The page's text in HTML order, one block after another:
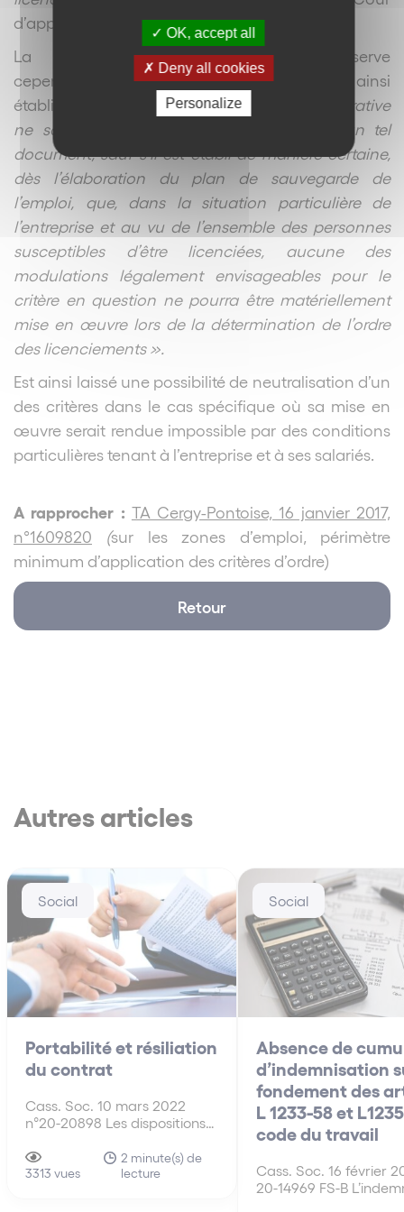
d’appel administrative de Nantes.
La Haute juridiction administrative réserve
cependant un cas d’exonération de la règle ainsi
établie en précisant que «l’autorité administrative
ne saurait, par conséquent, homologuer un tel
document, sauf s’il est établi de manière certaine,
dès l’élaboration du plan de sauvegarde de
l’emploi, que, dans la situation particulière de
l’entreprise et au vu de l’ensemble des personnes
susceptibles d’être licenciées, aucune des
modulations légalement envisageables pour le
critère en question ne pourra être matériellement
mise en œuvre lors de la détermination de l’ordre
des licenciements ».
Est ainsi laissé une possibilité de neutralisation d’un
des critères dans le cas spécifique où sa mise en
œuvre serait rendue impossible par des conditions
particulières tenant à l’entreprise et à ses salariés.
A rapprocher : TA Cergy-Pontoise, 16 janvier 2017,
n°1609820 (sur les zones d’emploi, périmètre
minimum d’application des critères d’ordre)
Retour
Autres articles
Social
Portabilité et résiliation
du contrat
Cass. Soc. 10 mars 2022
n°20-20898 Les dispositions
du code de la sécurité
sociale, dispositions d’ordre
3313 vues
2 minute(s) de
lecture
Social
Absence de
d’indemnisation
fondement des
L 1233-58 et
code du travail
Cass. Soc. 16 février
20-14969 FS-B
OK, accept all
Deny all cookies
Personalize